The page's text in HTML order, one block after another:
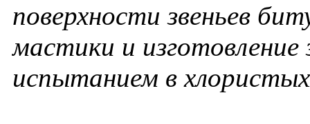
поверхности звеньев
мастики и изготовление
испытанием в хлористых